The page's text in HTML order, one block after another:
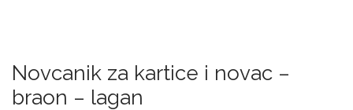
Novcanik za kartice i novac –
braon – lagan